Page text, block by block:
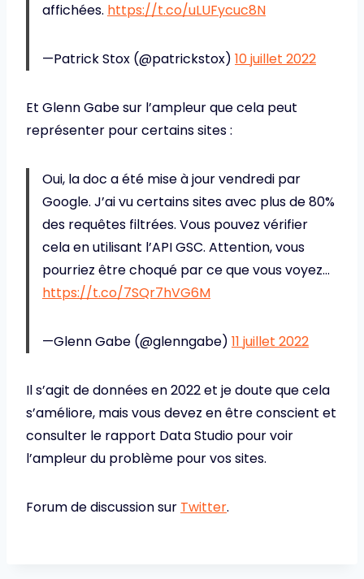
affichées. https://t.co/uLUFycuc8N
—Patrick Stox (@patrickstox) 10 juillet 2022
Et Glenn Gabe sur l’ampleur que cela peut
représenter pour certains sites :
Oui, la doc a été mise à jour vendredi par
Google. J’ai vu certains sites avec plus de 80%
des requêtes filtrées. Vous pouvez vérifier
cela en utilisant l’API GSC. Attention, vous
pourriez être choqué par ce que vous voyez…
https://t.co/7SQr7hVG6M
—Glenn Gabe (@glenngabe) 11 juillet 2022
Il s’agit de données en 2022 et je doute que cela
s’améliore, mais vous devez en être conscient et
consulter le rapport Data Studio pour voir
l’ampleur du problème pour vos sites.
Forum de discussion sur Twitter.